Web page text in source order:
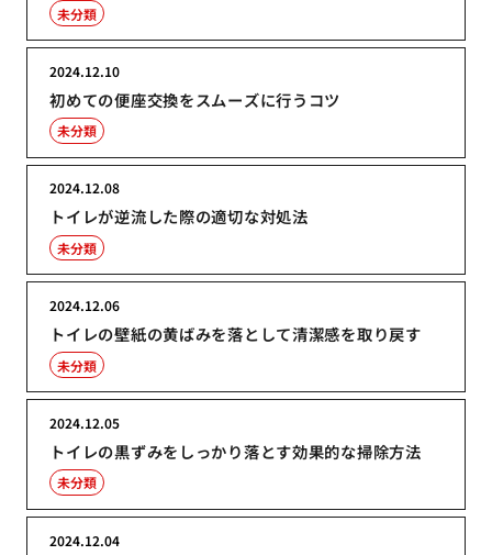
未分類
初めての便座交換をスムーズに行うコツ
2024.12.10
未分類
トイレが逆流した際の適切な対処法
2024.12.08
未分類
トイレの壁紙の黄ばみを落として清潔感を取り戻す
2024.12.06
未分類
トイレの黒ずみをしっかり落とす効果的な掃除方法
2024.12.05
未分類
2024.12.04